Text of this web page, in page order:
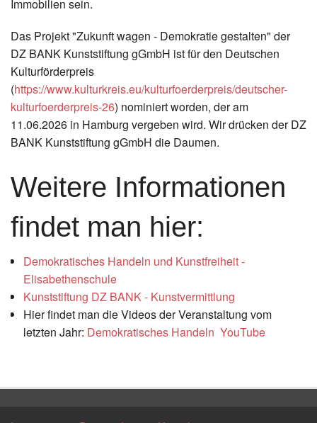
Immobilien sein.
Das Projekt "Zukunft wagen - Demokratie gestalten" der
DZ BANK Kunststiftung gGmbH ist für den Deutschen
Kulturförderpreis
(https://www.kulturkreis.eu/kulturfoerderpreis/deutscher-
kulturfoerderpreis-26) nominiert worden, der am
11.06.2026 in Hamburg vergeben wird. Wir drücken der DZ
BANK Kunststiftung gGmbH die Daumen.
Weitere Informationen
findet man hier:
Demokratisches Handeln und Kunstfreiheit -
Elisabethenschule
Kunststiftung DZ BANK - Kunstvermittlung
Hier findet man die Videos der Veranstaltung vom
letzten Jahr: Demokratisches Handeln YouTube